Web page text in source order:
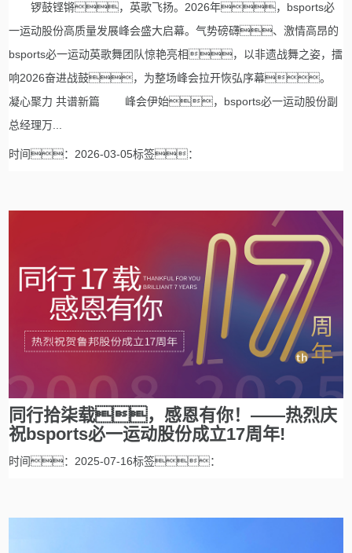
锣鼓铿锵，英歌飞扬。2026年，bsports必
一运动股份高质量发展峰会盛大启幕。气势磅礴、激情高昂的
bsports必一运动英歌舞团队惊艳亮相，以非遗战舞之姿，擂
响2026奋进战鼓，为整场峰会拉开恢弘序幕。
凝心聚力 共谱新篇 峰会伊始，bsports必一运动股份副
总经理万...
时间：2026-03-05标签：
同行拾柒载，感恩有你！——热烈庆
祝bsports必一运动股份成立17周年!
时间：2025-07-16标签：